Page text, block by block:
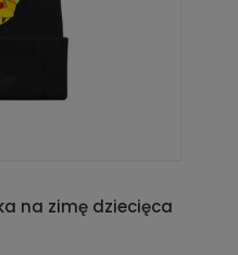
na zimę dziecięca